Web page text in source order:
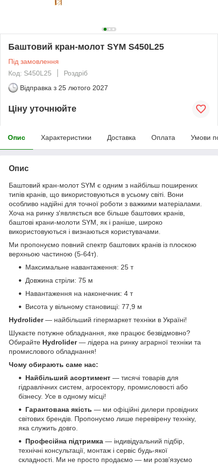
Баштовий кран-молот SYM S450L25
Під замовлення
Код: S450L25
Роздріб
Відправка з 25 лютого 2027
Ціну уточнюйте
Опис Характеристики Доставка Оплата Умови
Опис
Баштовий кран-молот SYM є одним з найбільш поширених
типів кранів, що використовуються в усьому світі. Вони
особливо надійні для точної роботи з важкими матеріалами.
Хоча на ринку з'являється все більше баштових кранів,
баштові крани-молоти SYM, як і раніше, широко
використовуються і визнаються користувачами.
Ми пропонуємо повний спектр баштових кранів із плоскою
верхньою частиною (5-64т).
Максимальне навантаження: 25 т
Довжина стріли: 75 м
Навантаження на наконечник: 4 т
Висота у вільному становищі: 77,9 м
Hydrolider— найбільший гіпермаркет техніки в Україні!
Шукаєте потужне обладнання, яке працює безвідмовно?
Обирайте Hydrolider— лідера на ринку аграрної техніки та
промислового обладнання!
Чому обирають саме нас:
Найбільший асортимент — тисячі товарів для
гідравлічних систем, агросектору, промисловості або
бізнесу. Усе в одному місці!
Гарантована якість — ми офіційні дилери провідних
світових брендів. Пропонуємо лише перевірену техніку,
яка служить довго.
Професійна підтримка — індивідуальний підбір,
технічні консультації, монтаж і сервіс будь-якої
складності. Ми не просто продаємо — ми розв’язуємо